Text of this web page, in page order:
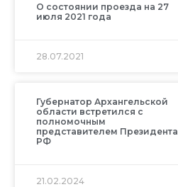
О состоянии проезда на 27
июля 2021 года
28.07.2021
Губернатор Архангельской
области встретился с
полномочным
представителем Президента
РФ
21.02.2024